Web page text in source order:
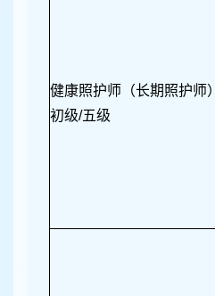
健康照护师（长期照护师）
初级/五级